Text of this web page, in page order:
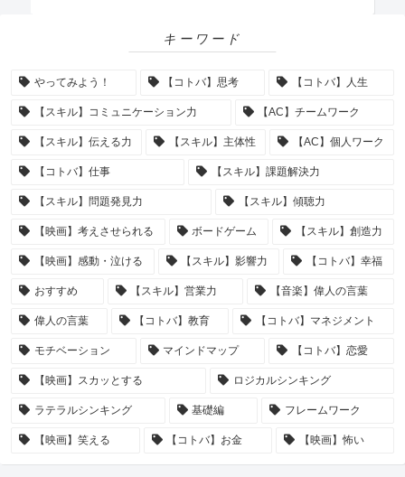
キーワード
やってみよう！ 【コトバ】思考 【コトバ】人生
【スキル】コミュニケーション力 【AC】チームワーク
【スキル】伝える力 【スキル】主体性 【AC】個人ワーク
【コトバ】仕事 【スキル】課題解決力
【スキル】問題発見力 【スキル】傾聴力
【映画】考えさせられる ボードゲーム 【スキル】創造力
【映画】感動・泣ける 【スキル】影響力 【コトバ】幸福
おすすめ 【スキル】営業力 【音楽】偉人の言葉
偉人の言葉 【コトバ】教育 【コトバ】マネジメント
モチベーション マインドマップ 【コトバ】恋愛
【映画】スカッとする ロジカルシンキング
ラテラルシンキング 基礎編 フレームワーク
【映画】笑える 【コトバ】お金 【映画】怖い